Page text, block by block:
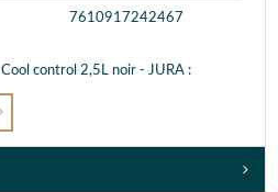
7610917242467
control 2,5L noir - JURA :